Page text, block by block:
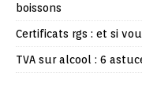
boissons
Certificats rgs : et si
TVA sur alcool : 6